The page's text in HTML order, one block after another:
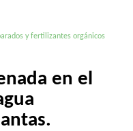
y fertilizantes orgánicos
en el